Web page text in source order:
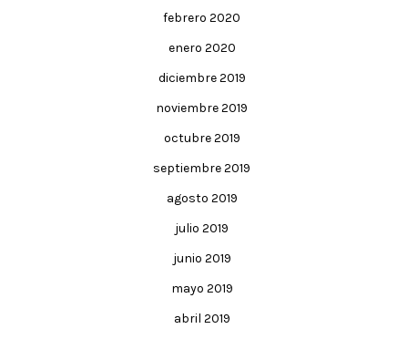
febrero 2020
enero 2020
diciembre 2019
noviembre 2019
octubre 2019
septiembre 2019
agosto 2019
julio 2019
junio 2019
mayo 2019
abril 2019